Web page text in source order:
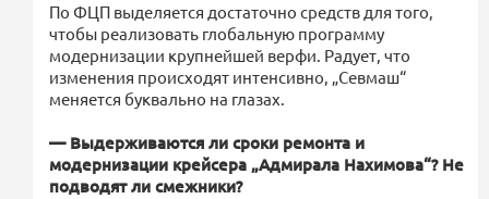
По ФЦП выделяется достаточно средств для того,
чтобы реализовать глобальную программу
модернизации крупнейшей верфи. Радует, что
изменения происходят интенсивно, „Севмаш“
меняется буквально на глазах.
— Выдерживаются ли сроки ремонта и
модернизации крейсера „Адмирала Нахимова“? Не
подводят ли смежники?